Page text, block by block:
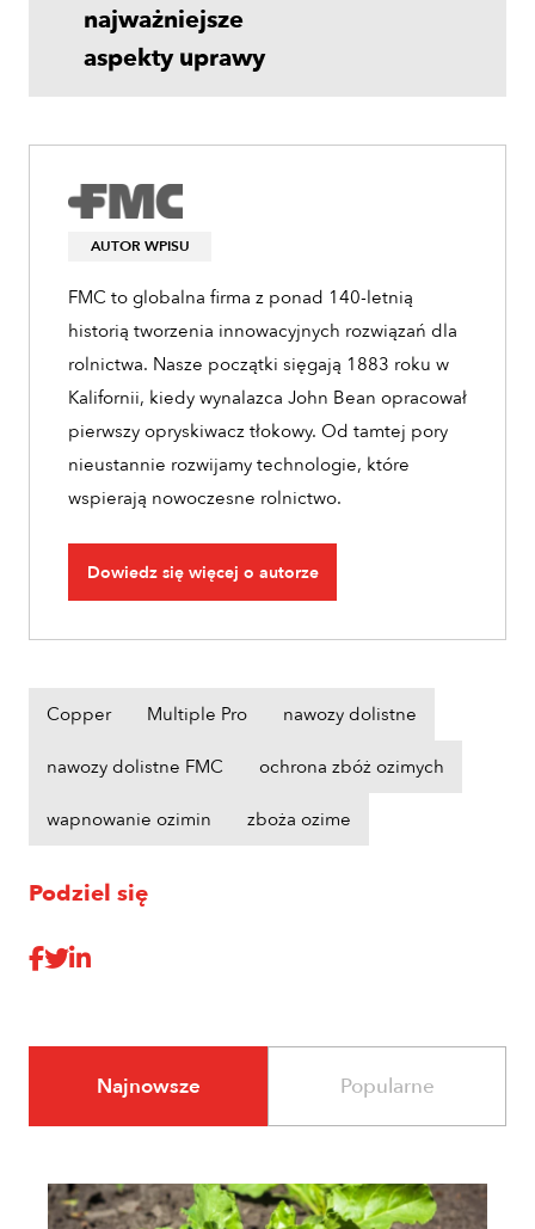
najważniejsze
aspekty uprawy
AUTOR WPISU
FMC to globalna firma z ponad 140-letnią
historią tworzenia innowacyjnych rozwiązań dla
rolnictwa. Nasze początki sięgają 1883 roku w
Kalifornii, kiedy wynalazca John Bean opracował
pierwszy opryskiwacz tłokowy. Od tamtej pory
nieustannie rozwijamy technologie, które
wspierają nowoczesne rolnictwo.
Dowiedz się więcej o autorze
Copper Multiple Pro nawozy dolistne
nawozy dolistne FMC ochrona zbóż ozimych
wapnowanie ozimin zboża ozime
Podziel się
Najnowsze Popularne